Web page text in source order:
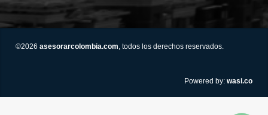
©2026 asesorarcolombia.com, todos los derechos reservados.
Powered by: wasi.co